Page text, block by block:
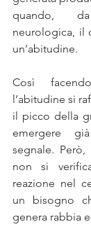
quando,
neurologica, il
un’abitudine.
Così
l’abitudine si
il picco della
emergere
segnale.
non si
reazione nel
un bisogno
genera rabbia